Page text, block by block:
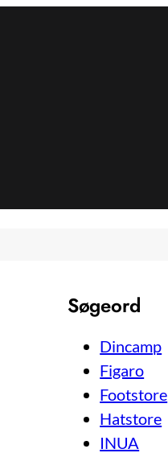
Søgeord
Dincamp
Figaro
Footstore
Hatstore
INUA